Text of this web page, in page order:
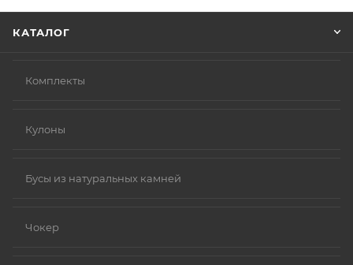
КАТАЛОГ
Комплекты
Кулоны
Бусы из натуральных камней
Чокер